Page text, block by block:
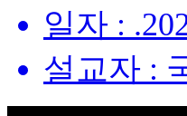
일자 :
설교자 :